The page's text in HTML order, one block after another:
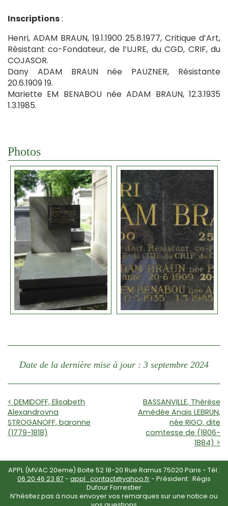
Inscriptions:
Henri, ADAM BRAUN, 19.1.1900 25.8.1977, Critique d’Art,
Résistant co-Fondateur, de l’UJRE, du CGD, CRIF, du
COJASOR.
Dany ADAM BRAUN née PAUZNER, Résistante
20.6.1909 19.
Mariette EM BENABOU née ADAM BRAUN, 12.3.1935
1.3.1985.
Photos
Date de la dernière mise à jour : 3 septembre 2024
< DEMIDOFF, Elisabeth
Alexandrovna
STROGANOFF, baronne
(1779-1818)
BASSANVILLE, Thérèse
Amédée Anaïs LEBRUN,
née RIGO, dite
comtesse de (1806-
1884) >
APPL (MVAC 20eme) Boite 52 18-20 Rue Ramus 75020 Paris - Tél :
06 20 46 23 87 - appl_contact@yahoo.fr- Président : Régis
Dufour Forrestier
N’hésitez pas à nous envoyer vos remarques sur une notice ou